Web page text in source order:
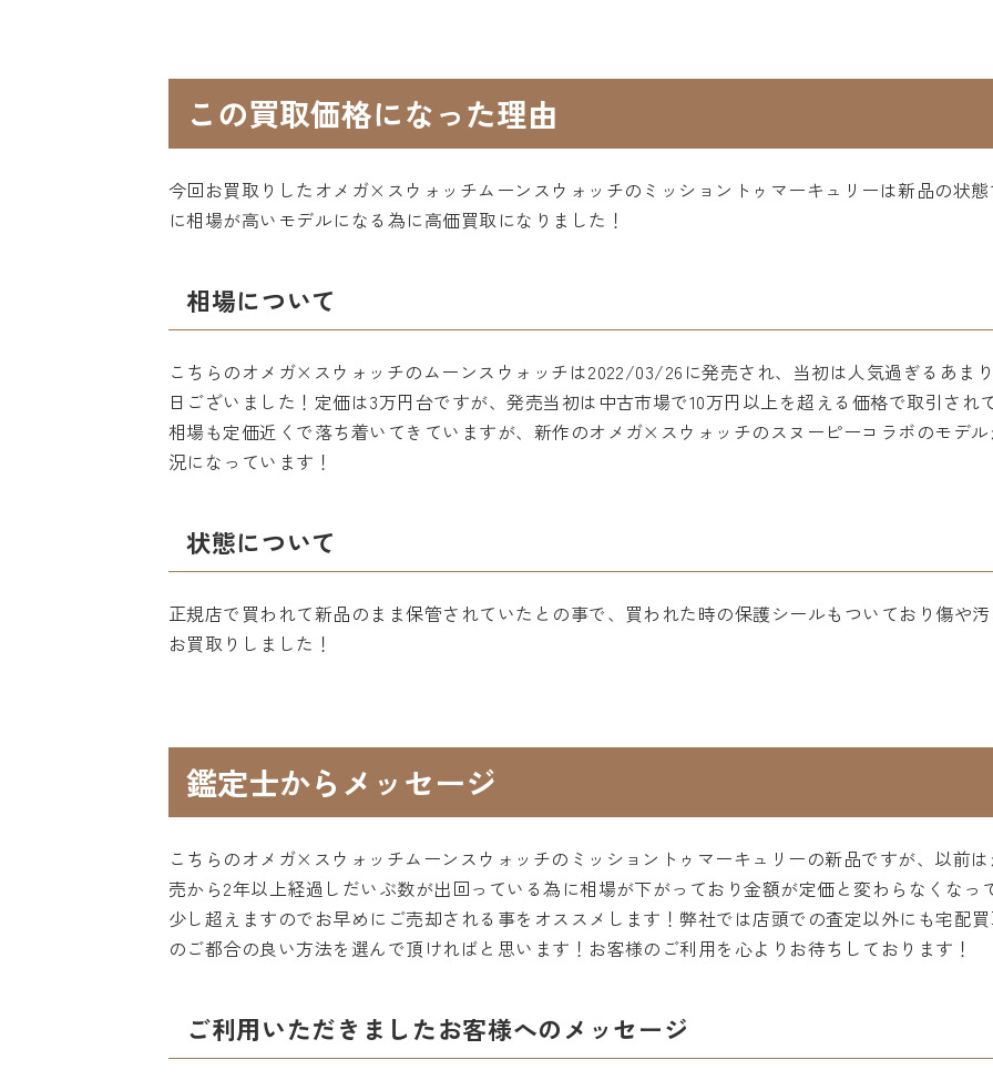
この買取価格になった理由
今回お買取りしたオメガ×スウォッチムーンスウォッチのミッショントゥマーキュリーは新品の状態
に相場が高いモデルになる為に高価買取になりました！
相場について
こちらのオメガ×スウォッチのムーンスウォッチは2022/03/26に発売され、当初は人気過ぎるあま
日ございました！定価は3万円台ですが、発売当初は中古市場で10万円以上を超える価格で取引され
相場も定価近くで落ち着いてきていますが、新作のオメガ×スウォッチのスヌーピーコラボのモデ
況になっています！
状態について
正規店で買われて新品のまま保管されていたとの事で、買われた時の保護シールもついており傷や
お買取りしました！
鑑定士からメッセージ
こちらのオメガ×スウォッチムーンスウォッチのミッショントゥマーキュリーの新品ですが、以前
売から2年以上経過しだいぶ数が出回っている為に相場が下がっており金額が定価と変わらなくなっ
少し超えますのでお早めにご売却される事をオススメします！弊社では店頭での査定以外にも宅配
のご都合の良い方法を選んで頂ければと思います！お客様のご利用を心よりお待ちしております！
ご利用いただきましたお客様へのメッセージ